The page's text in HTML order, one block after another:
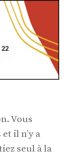
Vous
il n’y a
seul à la